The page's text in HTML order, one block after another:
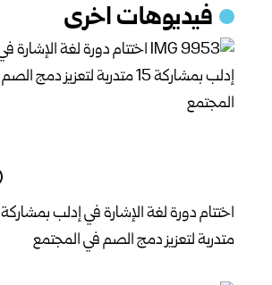
فيديوهات اخرى
متدربة لتعزيز دمج الصم في المجتمع